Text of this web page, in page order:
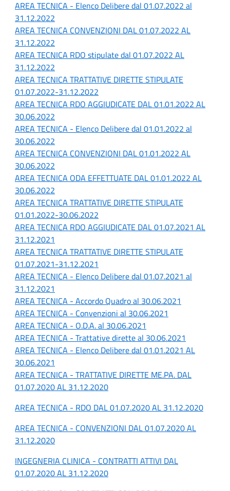
AREA TECNICA - Elenco Delibere dal 01.07.2022 al
31.12.2022
AREA TECNICA CONVENZIONI DAL 01.07.2022 AL
31.12.2022
AREA TECNICA RDO stipulate dal 01.07.2022 AL
31.12.2022
AREA TECNICA TRATTATIVE DIRETTE STIPULATE
01.07.2022-31.12.2022
AREA TECNICA RDO AGGIUDICATE DAL 01.01.2022 AL
30.06.2022
AREA TECNICA - Elenco Delibere dal 01.01.2022 al
30.06.2022
AREA TECNICA CONVENZIONI DAL 01.01.2022 AL
30.06.2022
AREA TECNICA ODA EFFETTUATE DAL 01.01.2022 AL
30.06.2022
AREA TECNICA TRATTATIVE DIRETTE STIPULATE
01.01.2022-30.06.2022
AREA TECNICA RDO AGGIUDICATE DAL 01.07.2021 AL
31.12.2021
AREA TECNICA TRATTATIVE DIRETTE STIPULATE
01.07.2021-31.12.2021
AREA TECNICA - Elenco Delibere dal 01.07.2021 al
31.12.2021
AREA TECNICA - Accordo Quadro al 30.06.2021
AREA TECNICA - Convenzioni al 30.06.2021
AREA TECNICA - O.D.A. al 30.06.2021
AREA TECNICA - Trattative dirette al 30.06.2021
AREA TECNICA - Elenco Delibere dal 01.01.2021 AL
30.06.2021
AREA TECNICA - TRATTATIVE DIRETTE ME.PA. DAL
01.07.2020 AL 31.12.2020
AREA TECNICA - RDO DAL 01.07.2020 AL 31.12.2020
AREA TECNICA - CONVENZIONI DAL 01.07.2020 AL
31.12.2020
INGEGNERIA CLINICA - CONTRATTI ATTIVI DAL
01.07.2020 AL 31.12.2020